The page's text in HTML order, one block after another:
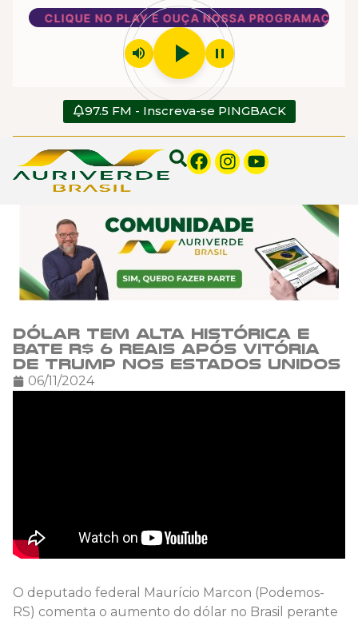
CLIQUE NO PLAY E OUÇA NOSSA PROGRAMAÇÃO
volume_up play_arrow pause
97.5 FM - Inscreva-se PINGBACK
Dólar tem alta histórica e
bate R$ 6 reais após vitória
de Trump nos Estados Unidos
06/11/2024
O deputado federal Maurício Marcon (Podemos-
RS) comenta o aumento do dólar no Brasil perante